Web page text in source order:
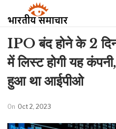
IPO बंद होने के 2 दिन
में लिस्ट होगी यह
हुआ था आईपीओ
On Oct 2, 2023